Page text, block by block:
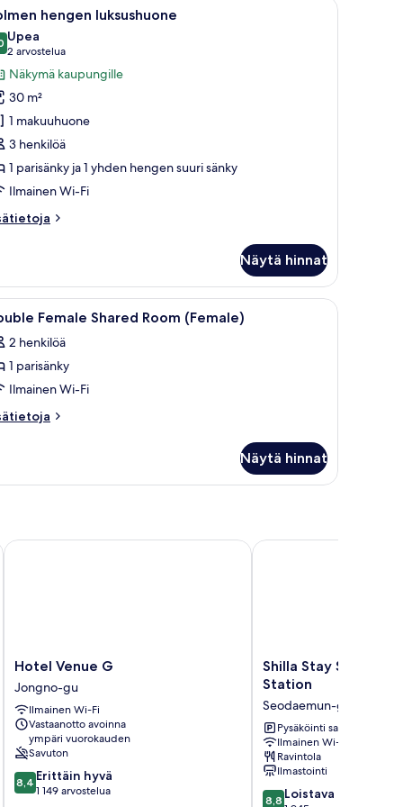
6 hengen luksushuone
kautta 10
Upea
2 arvostelua
(2
arvostelua)
Näkymä kaupungille
30 m²
1 makuuhuone
3 henkilöä
1 parisänky ja 1 yhden hengen suuri sänky
Ilmainen Wi-Fi
Näytä hinnat
pimennysverhot Ylelliset vuodevaatteet, tallelokero
11 Female Shared Room (Female)
2 henkilöä
1 parisänky
Ilmainen Wi-Fi
Näytä hinnat
Hotel
Venue
G
Jongno-
gu
Hotel Venue G
Jongno-gu
Ilmainen Wi-Fi
Vastaanotto avoinna
ympäri vuorokauden
Savuton
8.4
kautta
8,4 Erittäin hyvä
1 149 arvostelua
Hotel Venue G
Shilla
Stay
Seoul
Station
Seodaemun-
gu
Shilla Stay
Station
Seodaemun-gu
Pysäköinti saatavilla
Ilmainen Wi-Fi
Ravintola
Ilmastointi
8.8
8,8 Loistava
Shilla Stay